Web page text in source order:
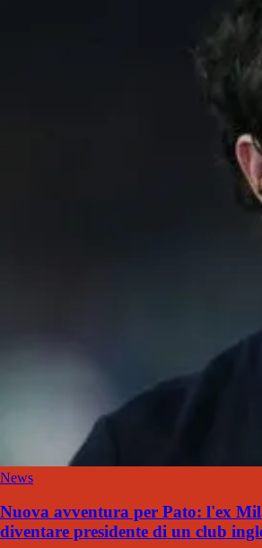
News
Nuova avventura per Pato: l'ex
diventare presidente di un club